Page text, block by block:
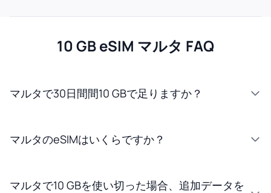
10 GB eSIM マルタ FAQ
マルタで30日間間10 GBで足りますか？
マルタのeSIMはいくらですか？
マルタで10 GBを使い切った場合、追加データを